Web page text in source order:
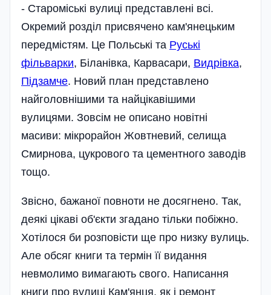
- Староміські вулиці представлені всі.
Окремий розділ присвячено кам'янецьким
передмістям. Це Польські та Руські
фільварки, Біланівка, Карвасари, Видрівка,
Підзамче. Новий план представлено
найголовнішими та найцікавішими
вулицями. Зовсім не описано новітні
масиви: мікрорайон Жовтневий, селища
Смирнова, цукрового та цементного заводів
тощо.
Звісно, бажаної повноти не досягнено. Так,
деякі цікаві об'єкти згадано тільки побіжно.
Хотілося би розповісти ще про низку вулиць.
Але обсяг книги та термін її видання
невмолимо вимагають свого. Написання
книги про вулиці Кам'янця, як і ремонт